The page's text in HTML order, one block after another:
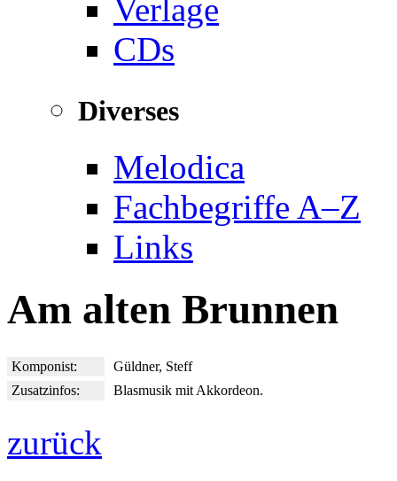
Verlage
CDs
Diverses
Melodica
Fachbegriffe A–Z
Links
Am alten Brunnen
Komponist:
Güldner, Steff
Zusatzinfos:
Blasmusik mit Akkordeon.
zurück